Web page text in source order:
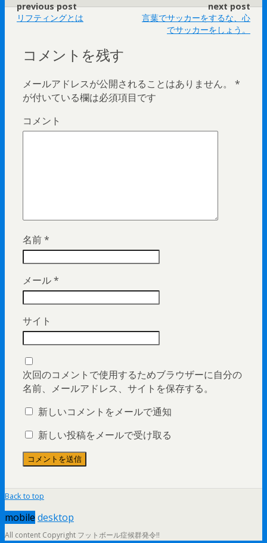
previous post
リフティングとは
next post
言葉でサッカーをするな、心
でサッカーをしょう。
コメントを残す
メールアドレスが公開されることはありません。
*
が付いている欄は必須項目です
コメント
名前*
メール*
サイト
次回のコメントで使用するためブラウザーに自分の
名前、メールアドレス、サイトを保存する。
新しいコメントをメールで通知
新しい投稿をメールで受け取る
Back to top
mobile desktop
All content Copyright フットボール症候群発令!!